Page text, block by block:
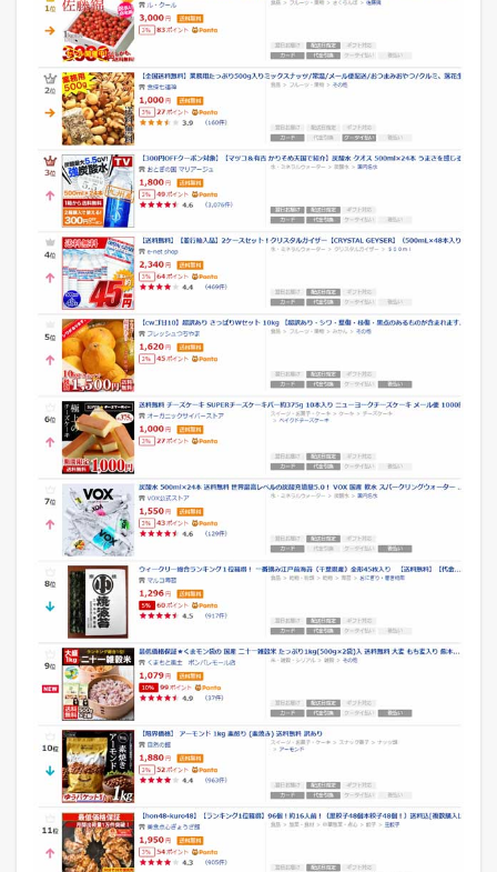
総
合
ラ
ン
キ
ン
グ
1.2
【
i
p
a
d
タ
ブ
レ
ッ
ト
】
総
合
ウ
ィ
ー
ク
リ
ー
ラ
ン
キ
ン
グ
2
2
0
1
年
5
月
1
7